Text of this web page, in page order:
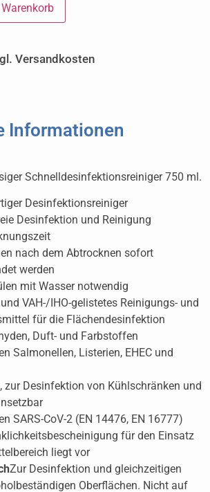
Versandkosten
Informationen
Schnelldesinfektionsreiniger 750 ml.
Desinfektionsreiniger
Desinfektion und Reinigung
nach dem Abtrocknen sofort
werden
mit Wasser notwendig
VAH-/IHO-gelistetes Reinigungs- und
für die Flächendesinfektion
Duft- und Farbstoffen
Salmonellen, Listerien, EHEC und
zur Desinfektion von Kühlschränken und
SARS-CoV-2 (EN 14476, EN 16777)
für den Einsatz
liegt vor
Zur Desinfektion und gleichzeitigen
Oberflächen. Nicht auf